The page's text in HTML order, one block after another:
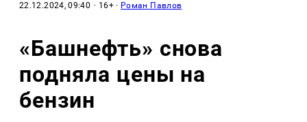
22.12.2024, 09:40 · 16+ · Роман Павлов
«Башнефть» снова
подняла цены на
бензин